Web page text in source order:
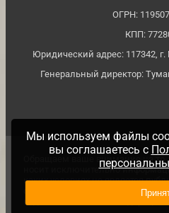
ОГРН:
КПП:
Юридический адрес: 117342, г.
Генеральный директор:
Обращаем ваше внимание на то,
носит исключительно
каких условиях не является
определяемой положениями ч. 2
кодекса Российской Федерации.
Мы используем файлы
вы соглашаетесь с